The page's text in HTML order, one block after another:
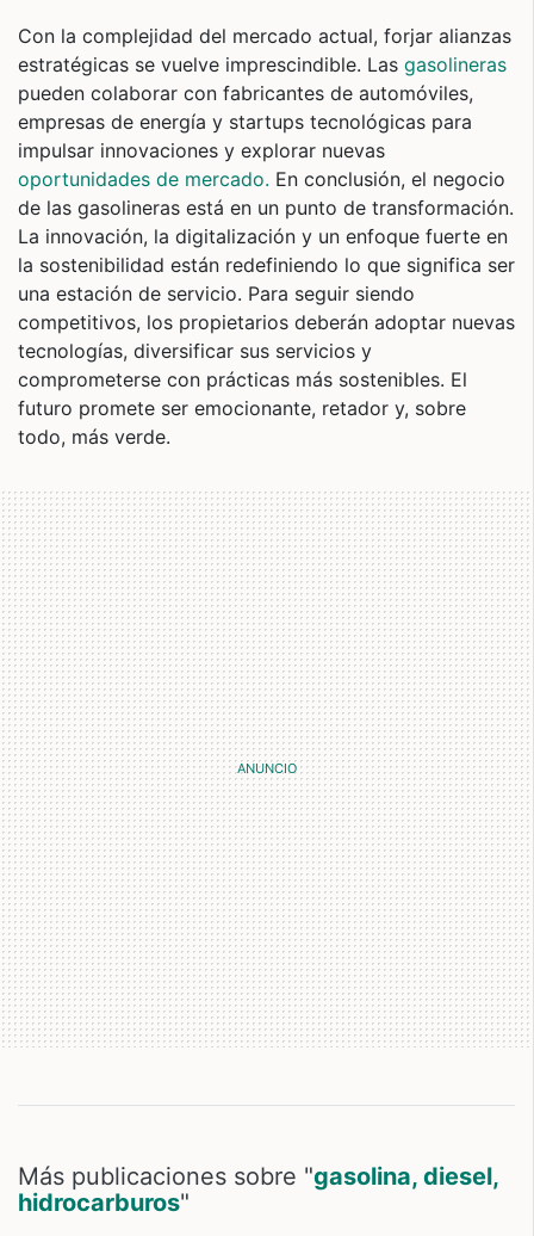
Con la complejidad del mercado actual, forjar alianzas
estratégicas se vuelve imprescindible. Las gasolineras
pueden colaborar con fabricantes de automóviles,
empresas de energía y startups tecnológicas para
impulsar innovaciones y explorar nuevas
oportunidades de mercado. En conclusión, el negocio
de las gasolineras está en un punto de transformación.
La innovación, la digitalización y un enfoque fuerte en
la sostenibilidad están redefiniendo lo que significa ser
una estación de servicio. Para seguir siendo
competitivos, los propietarios deberán adoptar nuevas
tecnologías, diversificar sus servicios y
comprometerse con prácticas más sostenibles. El
futuro promete ser emocionante, retador y, sobre
todo, más verde.
Más publicaciones sobre "gasolina, diesel,
hidrocarburos"